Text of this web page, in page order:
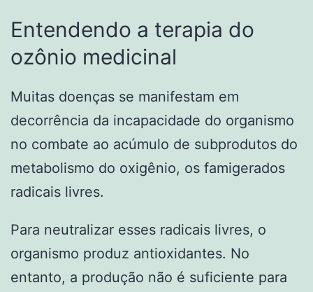
Entendendo a terapia do
ozônio medicinal
Muitas doenças se manifestam em
decorrência da incapacidade do organismo
no combate ao acúmulo de subprodutos do
metabolismo do oxigênio, os famigerados
radicais livres.
Para neutralizar esses radicais livres, o
organismo produz antioxidantes. No
entanto, a produção não é suficiente para